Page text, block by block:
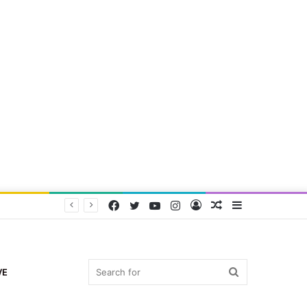
Random
Log
Instagram
YouTube
Twitter
Facebook